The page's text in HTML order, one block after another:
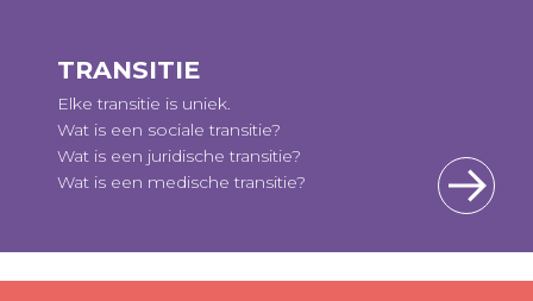
TRANSITIE
Elke transitie is uniek.
Wat is een sociale transitie?
Wat is een juridische transitie?
Wat is een medische transitie?